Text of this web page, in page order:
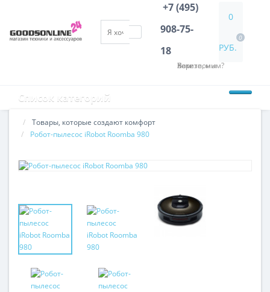
+7 (495)
908-75-
18
Хотите, мы Вам перезвоним?
0
РУБ.
0
Список категорий
Товары, которые создают комфорт
Робот-пылесос iRobot Roomba 980